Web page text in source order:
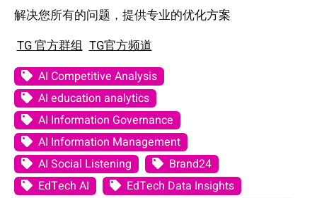
解决您所有的问题，提供专业的优化方案
TG 官方群组 TG官方频道
AI Competitive Analysis
AI education analytics
AI Information Governance
AI Information Management
AI Social Listening
Brand24
EdTech AI
EdTech Data Insights